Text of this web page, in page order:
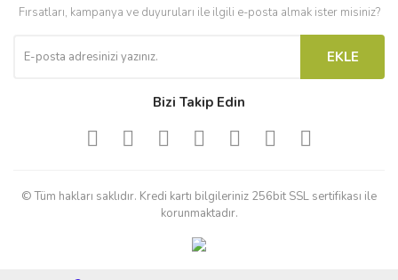
Fırsatları, kampanya ve duyuruları ile ilgili e-posta almak ister misiniz?
EKLE
Bizi Takip Edin
© Tüm hakları saklıdır. Kredi kartı bilgileriniz 256bit SSL sertifikası ile
korunmaktadır.